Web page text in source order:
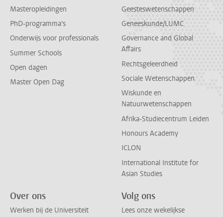
Masteropleidingen
PhD-programma's
Onderwijs voor professionals
Summer Schools
Open dagen
Master Open Dag
Geesteswetenschappen
Geneeskunde/LUMC
Governance and Global
Affairs
Rechtsgeleerdheid
Sociale Wetenschappen
Wiskunde en
Natuurwetenschappen
Afrika-Studiecentrum Leiden
Honours Academy
ICLON
International Institute for
Asian Studies
Over ons
Werken bij de Universiteit
Volg ons
Lees onze wekelijkse